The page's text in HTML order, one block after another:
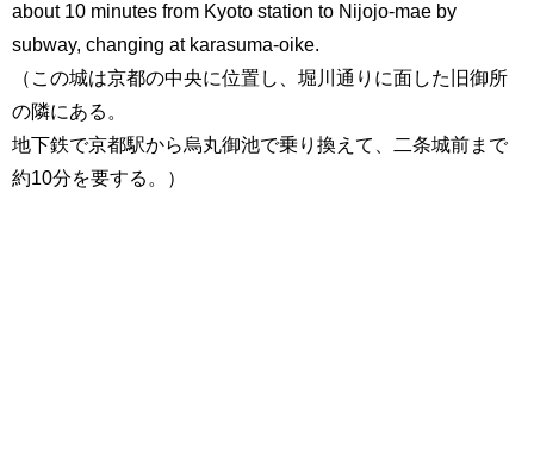
about 10 minutes from Kyoto station to Nijojo-mae by
subway, changing at karasuma-oike.
（この城は京都の中央に位置し、堀川通りに面した旧御所
の隣にある。
地下鉄で京都駅から烏丸御池で乗り換えて、二条城前まで
約10分を要する。）